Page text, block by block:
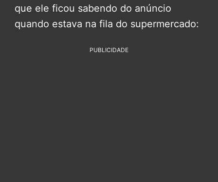
que ele ficou sabendo do anúncio
quando estava na fila do supermercado:
PUBLICIDADE